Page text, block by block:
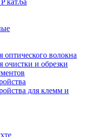
кат.6а
оптического волокна
очистки и обрезки
для клемм и